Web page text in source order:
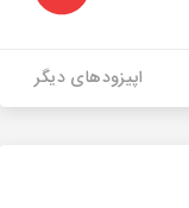
اپیزودهای دیگر